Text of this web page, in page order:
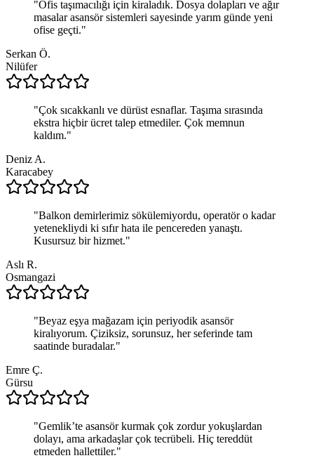
"Ofis taşımacılığı için kiraladık. Dosya dolapları ve ağır
masalar asansör sistemleri sayesinde yarım günde yeni
ofise geçti."
Serkan Ö.
Nilüfer
"Çok sıcakkanlı ve dürüst esnaflar. Taşıma sırasında
ekstra hiçbir ücret talep etmediler. Çok memnun
kaldım."
Deniz A.
Karacabey
"Balkon demirlerimiz sökülemiyordu, operatör o kadar
yetenekliydi ki sıfır hata ile pencereden yanaştı.
Kusursuz bir hizmet."
Aslı R.
Osmangazi
"Beyaz eşya mağazam için periyodik asansör
kiralıyorum. Çiziksiz, sorunsuz, her seferinde tam
saatinde buradalar."
Emre Ç.
Gürsu
"Gemlik’te asansör kurmak çok zordur yokuşlardan
dolayı, ama arkadaşlar çok tecrübeli. Hiç tereddüt
etmeden hallettiler."